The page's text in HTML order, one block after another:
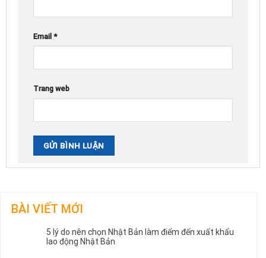
Email *
Trang web
BÀI VIẾT MỚI
5 lý do nên chọn Nhật Bản làm điểm đến xuất khẩu
lao động Nhật Bản